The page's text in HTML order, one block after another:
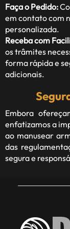
Faça o Pedido:
em contato com
personalizada.
Receba com
os trâmites
forma rápida e
adicionais.
Embora
enfatizamos a
ao manusear
das
segura e